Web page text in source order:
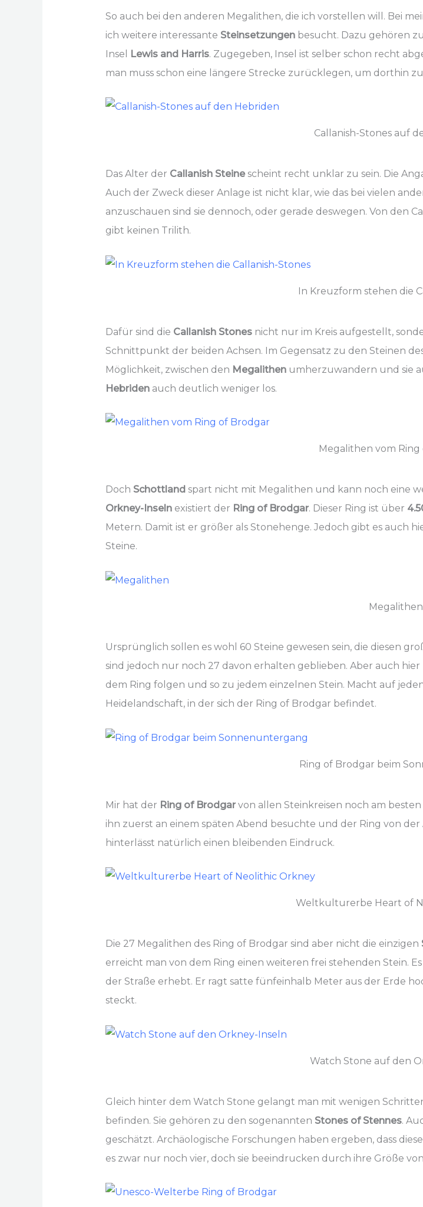
So auch bei den anderen Megalithen, die ich vorstellen will. Bei
ich weitere interessante Steinsetzungenbesucht. Dazu gehören
Insel
Lewis and Harris. Zugegeben, Insel ist selber schon recht
man muss schon eine längere Strecke zurücklegen, um dorthin
Callanish-Stones auf
Das Alter der Callanish Steinescheint recht unklar zu sein. Die
Auch der Zweck dieser Anlage ist nicht klar, wie das bei vielen
anzuschauen sind sie dennoch, oder gerade deswegen. Von den
gibt keinen Trilith.
In Kreuzform stehen die
Dafür sind die Callanish Stonesnicht nur im Kreis aufgestellt,
Schnittpunkt der beiden Achsen. Im Gegensatz zu den Steinen
Möglichkeit, zwischen den Megalithenumherzuwandern und sie
Hebridenauch deutlich weniger los.
Megalithen vom
Doch Schottland spart nicht mit Megalithen und kann noch eine
Orkney-Inselnexistiert der Ring of Brodgar. Dieser Ring ist über
Metern. Damit ist er größer als Stonehenge. Jedoch gibt es auch
Steine.
Megalithen
Ursprünglich sollen es wohl 60 Steine gewesen sein, die diesen
sind jedoch nur noch 27 davon erhalten geblieben. Aber auch
dem Ring folgen und so zu jedem einzelnen Stein. Macht auf
Heidelandschaft, in der sich der Ring of Brodgar befindet.
Ring of Brodgar beim
Mir hat der Ring of Brodgarvon allen Steinkreisen noch am
ihn zuerst an einem späten Abend besuchte und der Ring von
hinterlässt natürlich einen bleibenden Eindruck.
Weltkulturerbe Heart of
Die 27 Megalithen des Ring of Brodgar sind aber nicht die einzigen
erreicht man von dem Ring einen weiteren frei stehenden Stein.
der Straße erhebt. Er ragt satte fünfeinhalb Meter aus der Erde
steckt.
Watch Stone auf den
Gleich hinter dem Watch Stone gelangt man mit wenigen
befinden. Sie gehören zu den sogenannten Stones of Stennes.
geschätzt. Archäologische Forschungen haben ergeben, dass
es zwar nur noch vier, doch sie beeindrucken durch ihre Größe